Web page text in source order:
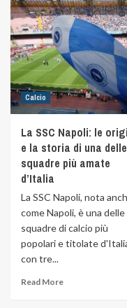
Calcio
La SSC Napoli: le
e la storia di una delle
squadre più amate
d’Italia
La SSC Napoli, nota
come Napoli, è una delle
squadre di calcio più
popolari e titolate
con tre...
Read More